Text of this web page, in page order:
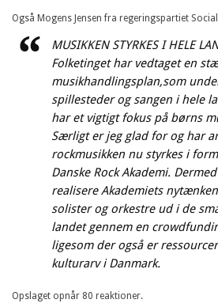
Også Mogens Jensen fra regeringspartiet
MUSIKKEN STYRKES I HELE
Folketinget har vedtaget en
musikhandlingsplan,som
spillesteder og sangen i hele
har et vigtigt fokus på børns
Særligt er jeg glad for og har
rockmusikken nu styrkes i
Danske Rock Akademi.
realisere Akademiets
solister og orkestre ud i de
landet gennem en
ligesom der også er
kulturarv i Danmark.
Opslaget opnår 80 reaktioner.